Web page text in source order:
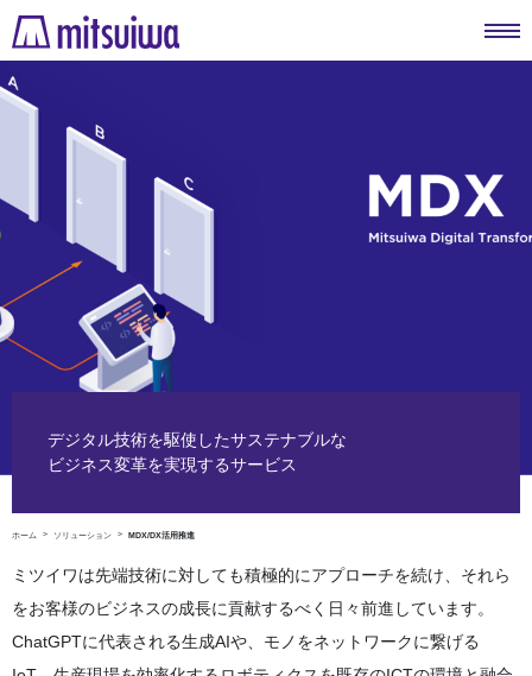
ホーム ソリューション MDX/DX活用推進
デジタル技術を駆使したサステナブルな
ビジネス変革を実現するサービス
ミツイワは先端技術に対しても積極的にアプローチを続け、それら
をお客様のビジネスの成長に貢献するべく日々前進しています。
ChatGPTに代表される生成AIや、モノをネットワークに繋げる